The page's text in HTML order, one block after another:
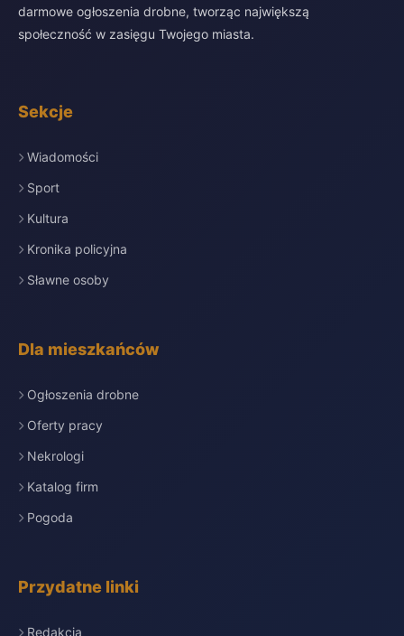
darmowe ogłoszenia drobne, tworząc największą
społeczność w zasięgu Twojego miasta.
Sekcje
Wiadomości
Sport
Kultura
Kronika policyjna
Sławne osoby
Dla mieszkańców
Ogłoszenia drobne
Oferty pracy
Nekrologi
Katalog firm
Pogoda
Przydatne linki
Redakcja